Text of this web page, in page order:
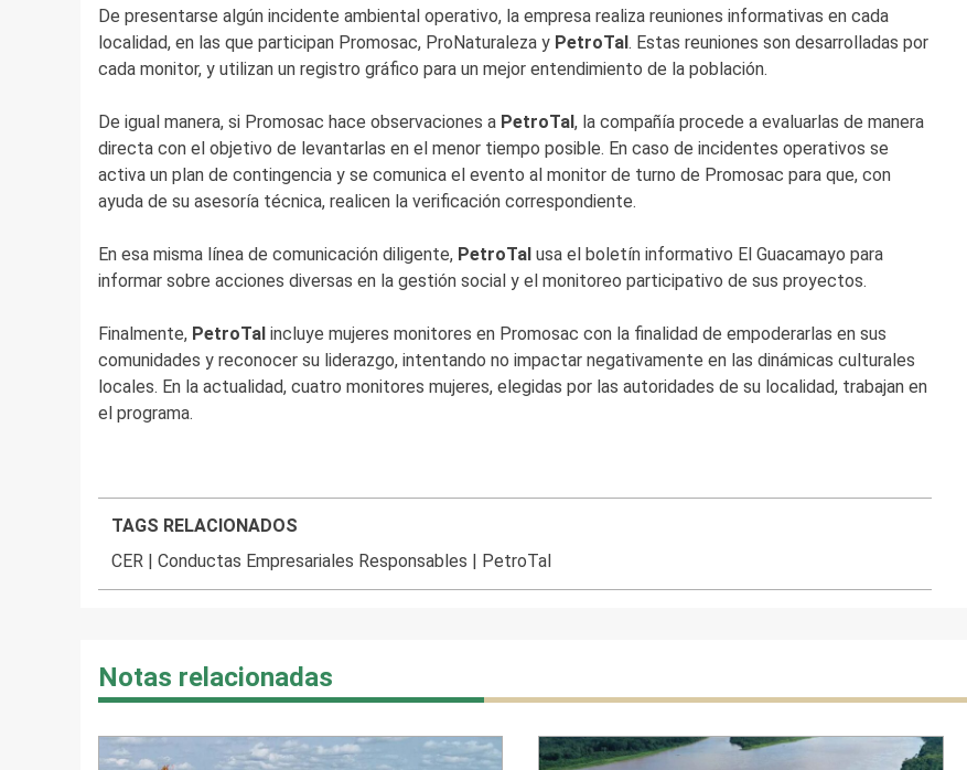
De presentarse algún incidente ambiental operativo, la empresa realiza reuniones informativas en cada
localidad, en las que participan Promosac, ProNaturaleza y PetroTal . Estas reuniones son desarrolladas por
cada monitor, y utilizan un registro gráfico para un mejor entendimiento de la población.
De igual manera, si Promosac hace observaciones a PetroTal , la compañía procede a evaluarlas de manera
directa con el objetivo de levantarlas en el menor tiempo posible. En caso de incidentes operativos se
activa un plan de contingencia y se comunica el evento al monitor de turno de Promosac para que, con
ayuda de su asesoría técnica, realicen la verificación correspondiente.
En esa misma línea de comunicación diligente, PetroTal usa el boletín informativo El Guacamayo para
informar sobre acciones diversas en la gestión social y el monitoreo participativo de sus proyectos.
Finalmente, PetroTal incluye mujeres monitores en Promosac con la finalidad de empoderarlas en sus
comunidades y reconocer su liderazgo, intentando no impactar negativamente en las dinámicas culturales
locales. En la actualidad, cuatro monitores mujeres, elegidas por las autoridades de su localidad, trabajan en
el programa.
TAGS RELACIONADOS
CER |Conductas Empresariales Responsables | PetroTal
Notas relacionadas